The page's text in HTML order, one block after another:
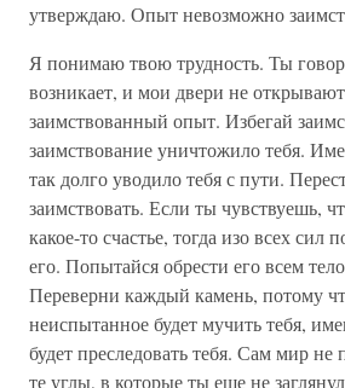
утверждаю. Опыт невозможно
Я понимаю твою трудность. Ты
возникает, и мои двери не
заимствованный опыт. Избегай
заимствование уничтожило тебя.
так долго уводило тебя с пути.
заимствовать. Если ты чувствуешь,
какое-то счастье, тогда изо всех сил
его. Попытайся обрести его всем
Переверни каждый камень, потому
неиспытанное будет мучить тебя,
будет преследовать тебя. Сам мир не
те углы, в которые ты еще не